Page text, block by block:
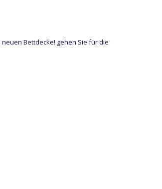
Bettdecke! gehen Sie für die